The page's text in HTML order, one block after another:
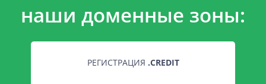
наши доменные зоны:
РЕГИСТРАЦИЯ .CREDIT